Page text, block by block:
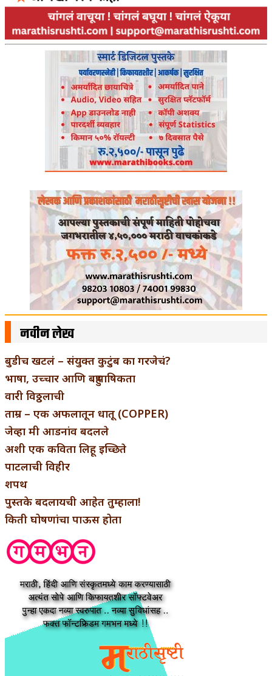
नवीन लेख
बुडीच खटलं – संयुक्त कुटुंब का गरजेचं?
भाषा, उच्चार आणि बहुभाषिकता
वारी विठ्ठलाची
ताम्र – एक अफलातून धातू (COPPER)
जेव्हा मी आडनांव बदलले
अशी एक कविता लिहू इच्छिते
पाटलाची विहीर
शपथ
पुस्तके बदलायची आहेत तुम्हाला!
किती घोषणांचा पाऊस होता